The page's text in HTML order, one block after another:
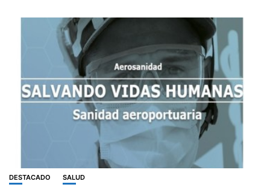
DESTACADO SALUD